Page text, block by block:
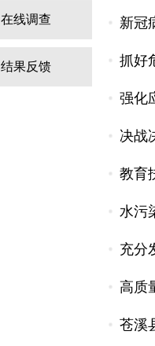
在线调查
结果反馈
新冠
抓好
强化
决战
教育
水污
充分
高质
苍溪